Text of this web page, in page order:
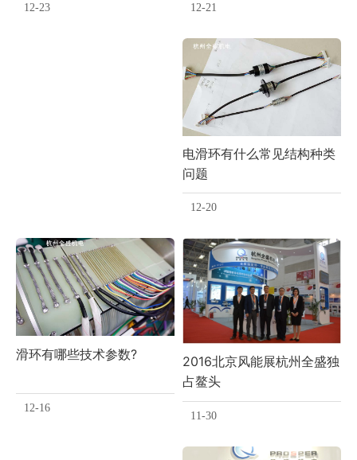
12-23 12-21
电滑环有什么常见结构种类
问题
12-20
滑环有哪些技术参数?
12-16
2016北京风能展杭州全盛独
占鳌头
11-30